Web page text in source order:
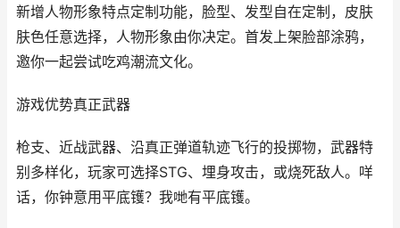
新增人物形象特点定制功能，脸型、发型自在定制，皮肤
肤色任意选择，人物形象由你决定。首发上架脸部涂鸦，
邀你一起尝试吃鸡潮流文化。
游戏优势真正武器
枪支、近战武器、沿真正弹道轨迹飞行的投掷物，武器特
别多样化，玩家可选择STG、埋身攻击，或烧死敌人。咩
话，你钟意用平底镬？我哋有平底镬。